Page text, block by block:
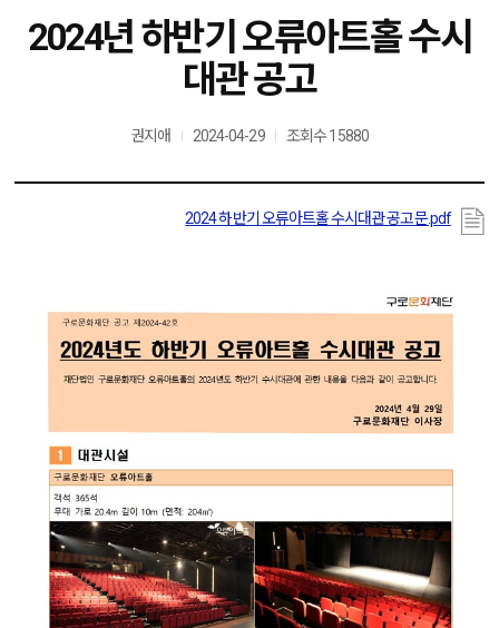
2024년 하반기 오류아트홀 수시
대관 공고
권지애 2024-04-29 조회수 15880
2024 하반기 오류아트홀 수시대관 공고문.pdf